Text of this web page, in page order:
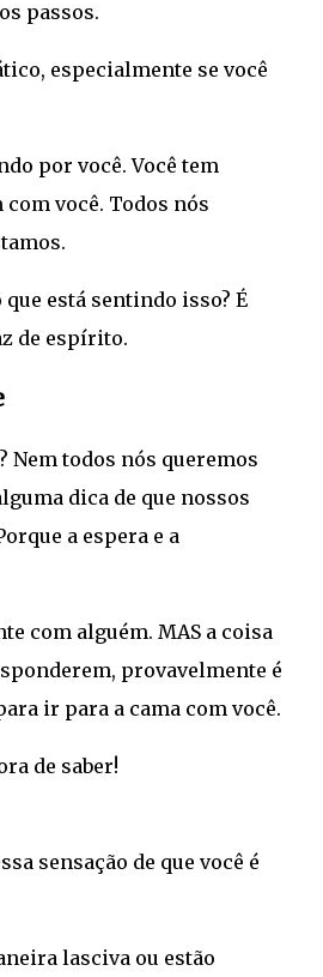
passos.
especialmente se você
por você. Você tem
você. Todos nós
está sentindo isso? É
de espírito.
Nem todos nós queremos
dica de que nossos
a espera e a
com alguém. MAS a coisa
provavelmente é
ir para a cama com você.
de saber!
sensação de que você é
lasciva ou estão